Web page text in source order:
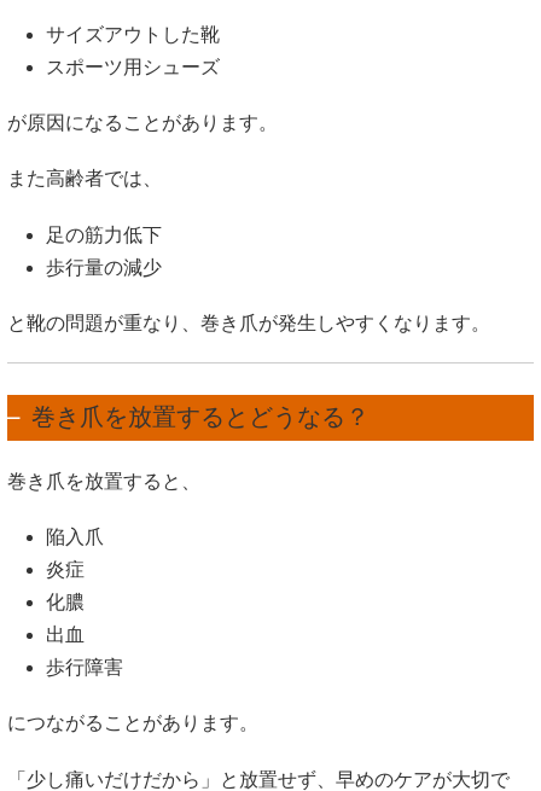
サイズアウトした靴
スポーツ用シューズ
が原因になることがあります。
また高齢者では、
足の筋力低下
歩行量の減少
と靴の問題が重なり、巻き爪が発生しやすくなります。
巻き爪を放置するとどうなる？
巻き爪を放置すると、
陥入爪
炎症
化膿
出血
歩行障害
につながることがあります。
「少し痛いだけだから」と放置せず、早めのケアが大切で